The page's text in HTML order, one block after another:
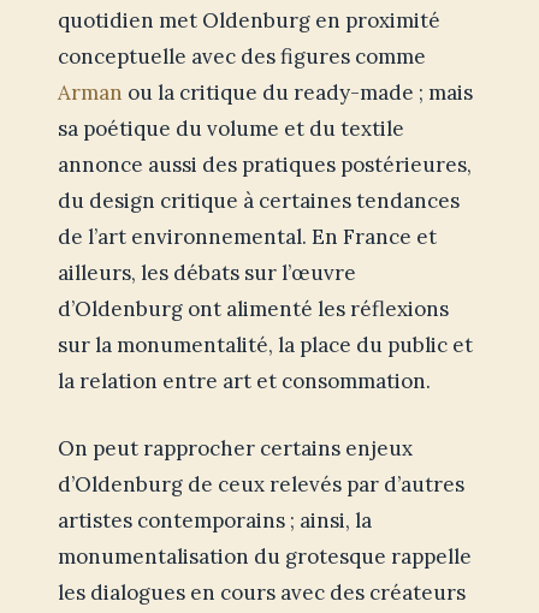
quotidien met Oldenburg en proximité
conceptuelle avec des figures comme
Arman ou la critique du ready-made ; mais
sa poétique du volume et du textile
annonce aussi des pratiques postérieures,
du design critique à certaines tendances
de l’art environnemental. En France et
ailleurs, les débats sur l’œuvre
d’Oldenburg ont alimenté les réflexions
sur la monumentalité, la place du public et
la relation entre art et consommation.
On peut rapprocher certains enjeux
d’Oldenburg de ceux relevés par d’autres
artistes contemporains ; ainsi, la
monumentalisation du grotesque rappelle
les dialogues en cours avec des créateurs